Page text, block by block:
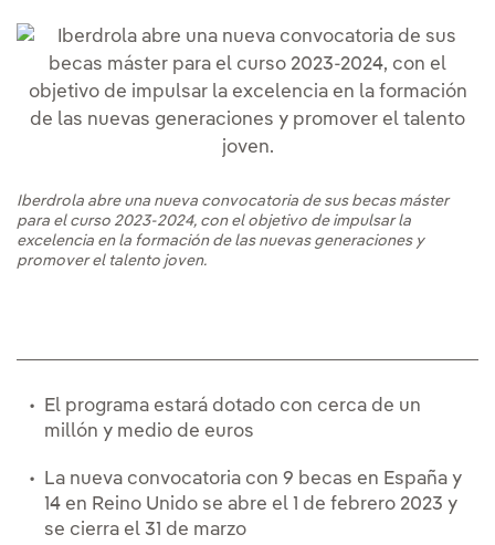
Iberdrola abre una nueva convocatoria de sus becas máster
para el curso 2023-2024, con el objetivo de impulsar la
excelencia en la formación de las nuevas generaciones y
promover el talento joven.
El programa estará dotado con cerca de un
millón y medio de euros
La nueva convocatoria con 9 becas en España y
14 en Reino Unido se abre el 1 de febrero 2023 y
se cierra el 31 de marzo